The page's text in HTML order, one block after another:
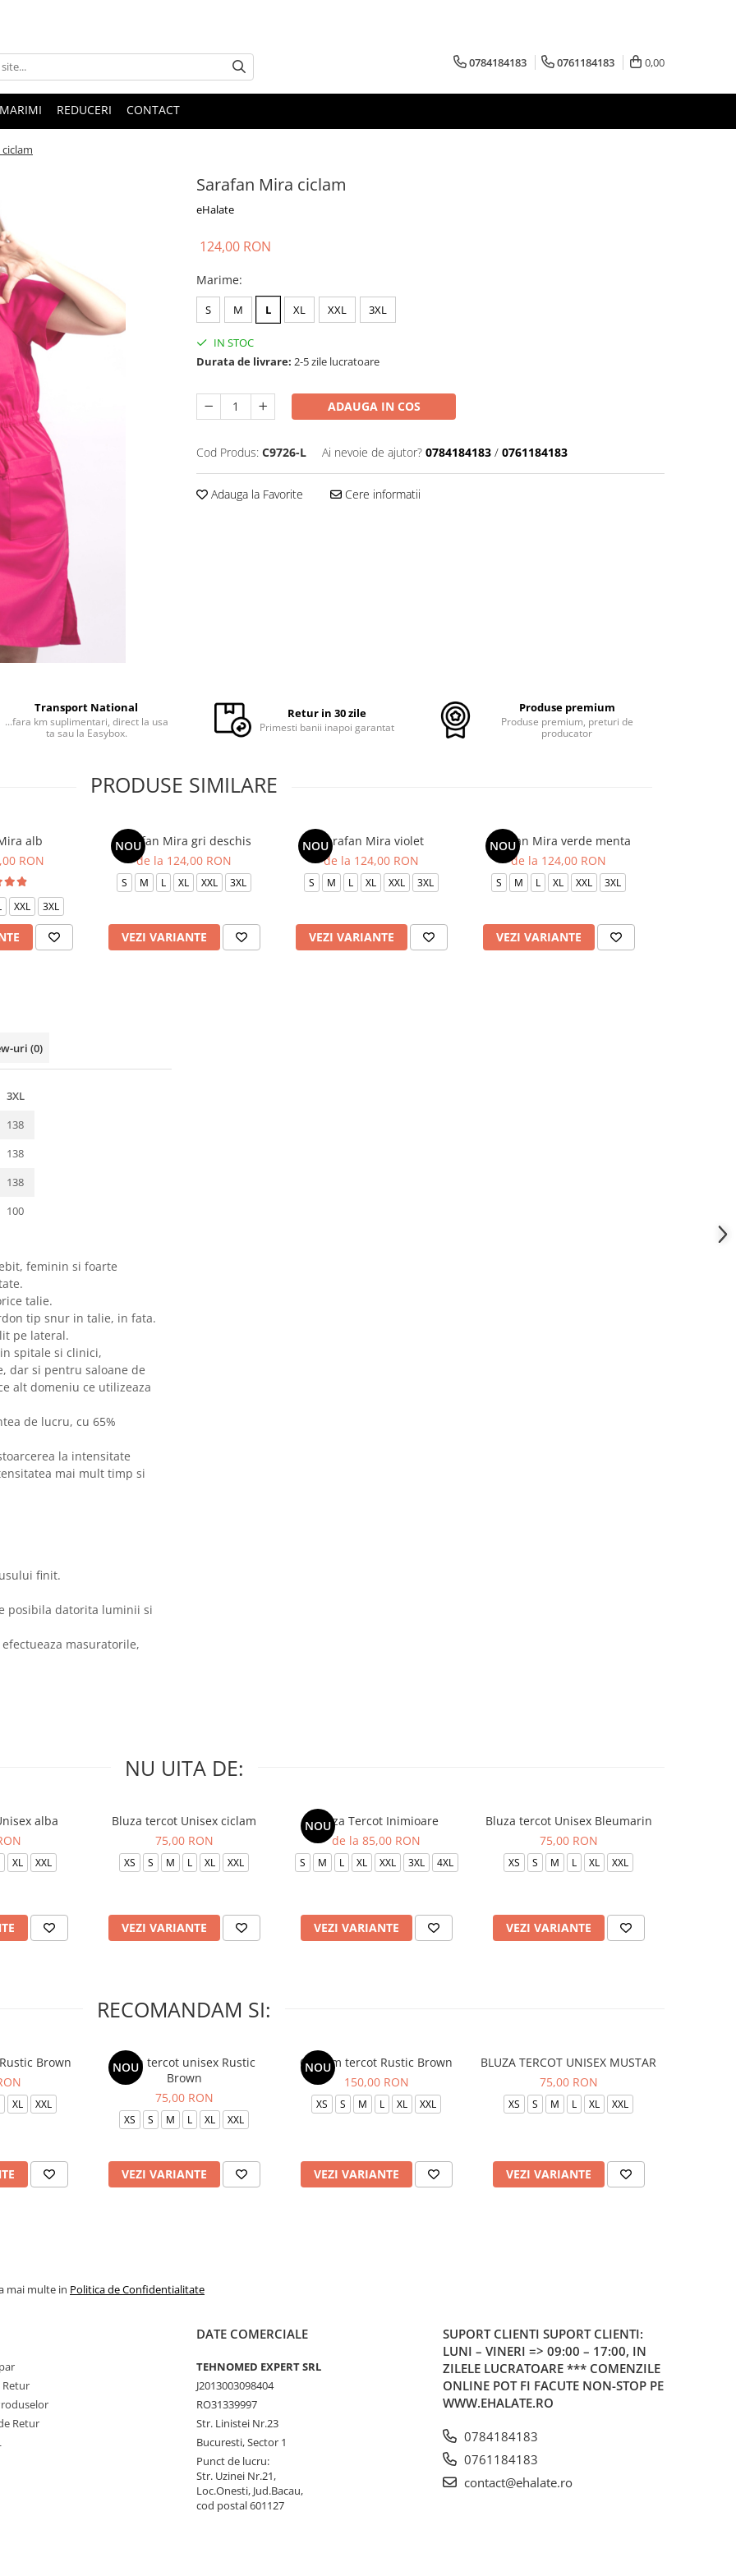
0784184183 0761184183 0,00
REDUCERI CONTACT
Sarafan Mira ciclam
eHalate
124,00 RON
Marime:
S M L XL XXL 3XL
IN STOC
Durata de livrare: 2-5 zile lucratoare
ADAUGA IN COS
Cod Produs: C9726-L Ai nevoie de ajutor? 0784184183 / 0761184183
Adauga la Favorite Cere informatii
Transport National
...fara km suplimentari, direct la usa
ta sau la Easybox.
Retur in 30 zile
Primesti banii inapoi garantat
Produse premium
Produse premium, preturi de
producator
PRODUSE SIMILARE
alb
RON
XXL 3XL
NOU
Sarafan Mira gri deschis
de la 124,00 RON
S M L XL XXL 3XL
VEZI VARIANTE
NOUSarafan Mira violet
de la 124,00 RON
S M L XL XXL 3XL
VEZI VARIANTE
NOU
Sarafan Mira verde menta
de la 124,00 RON
S M L XL XXL 3XL
VEZI VARIANTE
uri (0)
3XL
138
138
138
100
feminin si foarte
talie.
tip snur in talie, in fata.
pe lateral.
spitale si clinici,
dar si pentru saloane de
alt domeniu ce utilizeaza
de lucru, cu 65%
la intensitate
mai mult timp si
finit.
posibila datorita luminii si
masuratorile,
NU UITA DE:
alba
XL XXL
Bluza tercot Unisex ciclam
75,00 RON
XS S M L XL XXL
VEZI VARIANTE
NOU
Bluza Tercot Inimioare
de la 85,00 RON
S M L XL XXL 3XL 4XL
VEZI VARIANTE
Bluza tercot Unisex Bleumarin
75,00 RON
XS S M L XL XXL
VEZI VARIANTE
RECOMANDAM SI:
Brown
XL XXL
NOU
Bluza tercot unisex Rustic
Brown
75,00 RON
XS S M L XL XXL
VEZI VARIANTE
NOU
Costum tercot Rustic Brown
150,00 RON
XS S M L XL XXL
VEZI VARIANTE
BLUZA TERCOT UNISEX MUSTAR
75,00 RON
XS S M L XL XXL
VEZI VARIANTE
mai multe in Politica de Confidentialitate
Retur
Retur
DATE COMERCIALE
TEHNOMED EXPERT SRL
J2013003098404
RO31339997
Str. Linistei Nr.23
Bucuresti, Sector 1
Punct de lucru:
Str. Uzinei Nr.21,
Loc.Onesti, Jud.Bacau,
cod postal 601127
SUPORT CLIENTI SUPORT CLIENTI:
LUNI – VINERI => 09:00 – 17:00, IN
ZILELE LUCRATOARE *** COMENZILE
ONLINE POT FI FACUTE NON-STOP PE
WWW.EHALATE.RO
0784184183
0761184183
contact@ehalate.ro